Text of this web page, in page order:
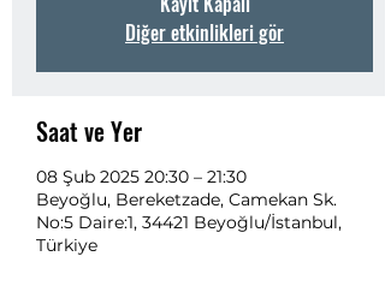
Diğer etkinlikleri gör
Saat ve Yer
08 Şub 2025 20:30 – 21:30
Beyoğlu, Bereketzade, Camekan Sk.
No:5 Daire:1, 34421 Beyoğlu/İstanbul,
Türkiye